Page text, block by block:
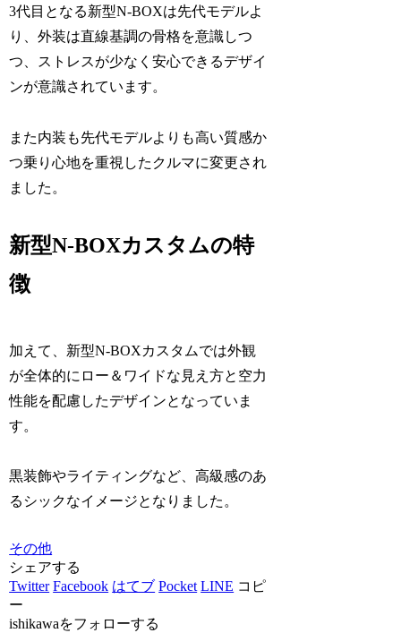
3代目となる新型N-BOXは先代モデルよ
り、外装は直線基調の骨格を意識しつ
つ、ストレスが少なく安心できるデザイ
ンが意識されています。
また内装も先代モデルよりも高い質感か
つ乗り心地を重視したクルマに変更され
ました。
新型N-BOXカスタムの特
徴
加えて、新型N-BOXカスタムでは外観
が全体的にロー＆ワイドな見え方と空力
性能を配慮したデザインとなっていま
す。
黒装飾やライティングなど、高級感のあ
るシックなイメージとなりました。
その他
シェアする
Twitter Facebook はてブ Pocket LINE コピ
ー
ishikawaをフォローする